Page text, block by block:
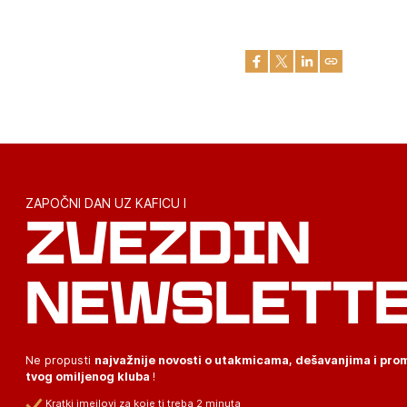
ZAPOČNI DAN UZ KAFICU I
ZVEZDIN
Ne propusti najvažnije novosti o utakmicama, dešavanjima i
tvog omiljenog kluba !
Kratki imejlovi za koje ti treba 2 minuta